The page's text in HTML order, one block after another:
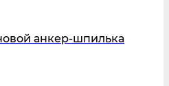
анкер-шпилька